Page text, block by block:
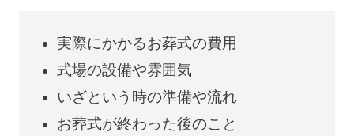
実際にかかるお葬式の費用
式場の設備や雰囲気
いざという時の準備や流れ
お葬式が終わった後のこと